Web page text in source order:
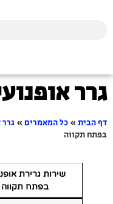
גרר
דף הבית » כל המאמרים »
בפתח תקווה
שירות גרירת
בפתח תקווה